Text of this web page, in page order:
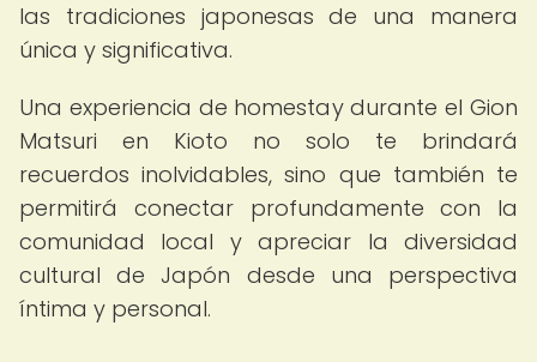
las tradiciones japonesas de una manera
única y significativa.
Una experiencia de homestay durante el Gion
Matsuri en Kioto no solo te brindará
recuerdos inolvidables, sino que también te
permitirá conectar profundamente con la
comunidad local y apreciar la diversidad
cultural de Japón desde una perspectiva
íntima y personal.